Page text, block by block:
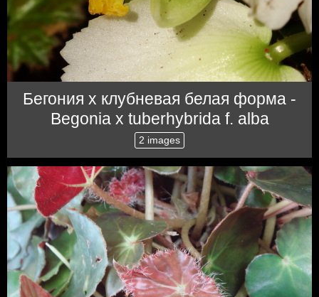
Бегония x клубневая белая форма -
Begonia x tuberhybrida f. alba
2 images